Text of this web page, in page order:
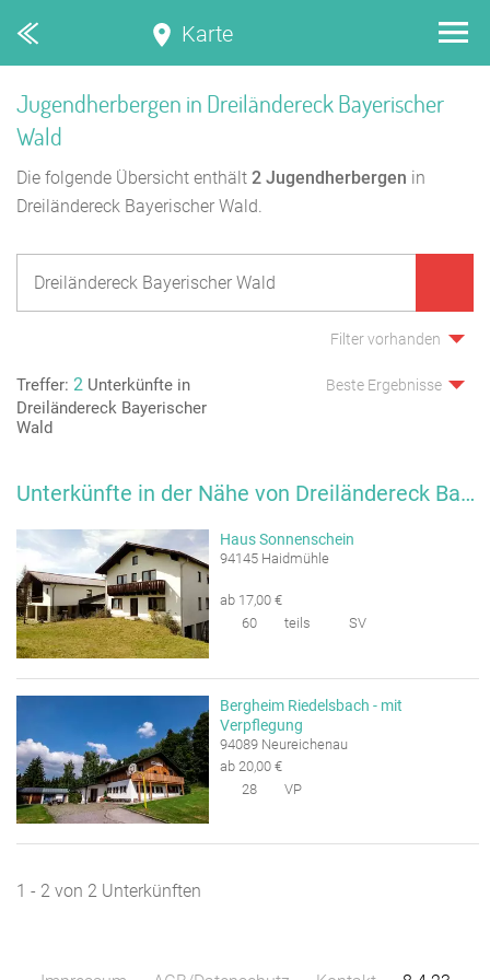
Karte
Jugendherbergen in Dreiländereck Bayerischer
Wald
Die folgende Übersicht enthält 2 Jugendherbergen in
Dreiländereck Bayerischer Wald.
Filter vorhanden
Treffer: 2 Unterkünfte in
Dreiländereck Bayerischer
Wald
Beste Ergebnisse
Unterkünfte in der Nähe von Dreiländereck Bayerischer Wald
Haus Sonnenschein
94145 Haidmühle
ab 17,00 €
60
teils SV
Bergheim Riedelsbach - mit
Verpflegung
94089 Neureichenau
ab 20,00 €
28
VP
1 - 2 von 2 Unterkünften